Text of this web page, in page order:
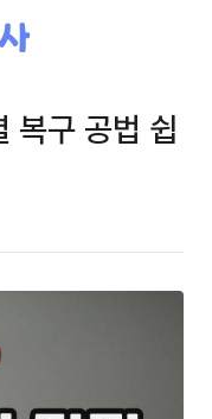
복구 공법 쉽